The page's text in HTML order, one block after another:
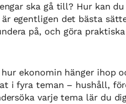
ska gå till? Hur kan
egentligen det bästa
på, och göra
ekonomin hänger ihop
i fyra teman – hushåll,
varje tema lär du